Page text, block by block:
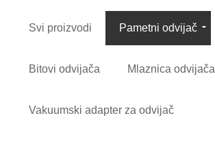
Svi proizvodi Pametni odvijač
Bitovi odvijača Mlaznica odvijača
Vakuumski adapter za odvijač